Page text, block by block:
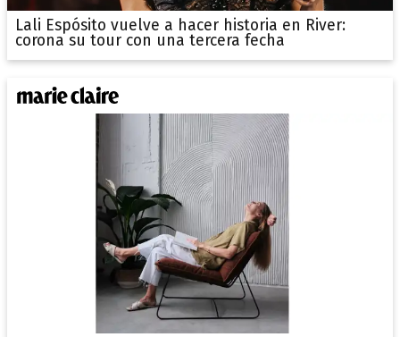
Lali Espósito vuelve a hacer historia en River:
corona su tour con una tercera fecha